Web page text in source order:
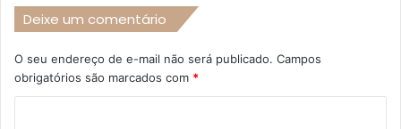
Deixe um comentário
O seu endereço de e-mail não será publicado. Campos
obrigatórios são marcados com *